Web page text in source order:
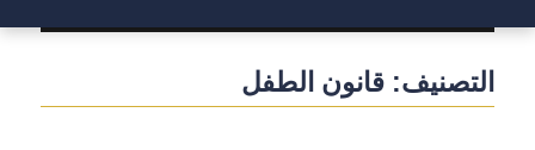
التصنيف:قانون الطفل